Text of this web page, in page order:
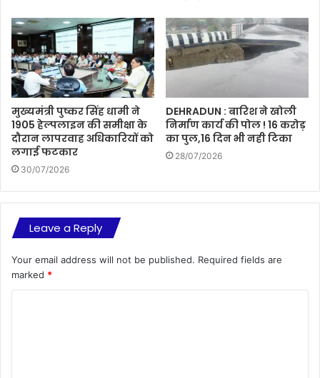
मुख्यमंत्री पुष्कर सिंह धामी ने
1905 हेल्पलाइन की समीक्षा के
दौरान लापरवाह अधिकारियों को
लगाई फटकार
30/07/2026
DEHRADUN : बारिश ने खोली
निर्माण कार्य की पोल ! 16 करोड़
का पुल,16 दिन भी नही टिका
28/07/2026
Leave a Reply
Your email address will not be published. Required fields are
marked *